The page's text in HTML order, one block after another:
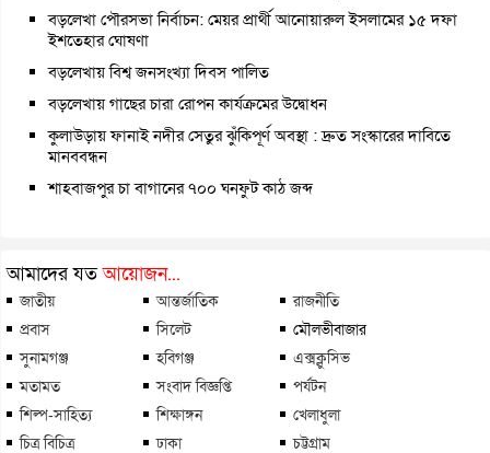
বড়লেখা পৌরসভা নির্বাচন: মেয়র প্রার্থী আনোয়ারুল ইসলামের ১৫ দফা
ইশতেহার ঘোষণা
বড়লেখায় বিশ্ব জনসংখ্যা দিবস পালিত
বড়লেখায় গাছের চারা রোপন কার্যক্রমের উদ্বোধন
কুলাউড়ায় ফানাই নদীর সেতুর ঝুঁকিপূর্ণ অবস্থা : দ্রুত সংস্কারের দাবিতে
মানববন্ধন
শাহবাজপুর চা বাগানের ৭০০ ঘনফুট কাঠ জব্দ
আমাদের যতআয়োজন...
জাতীয় আন্তর্জাতিক
রাজনীতি
প্রবাস
সিলেট
মৌলভীবাজার
সুনামগঞ্জ
হবিগঞ্জ
এক্সক্লুসিভ
মতামত
সংবাদ বিজ্ঞপ্তি
পর্যটন
শিল্প-সাহিত্য
শিক্ষাঙ্গন
খেলাধুলা
চিত্র বিচিত্র
ঢাকা চট্টগ্রাম